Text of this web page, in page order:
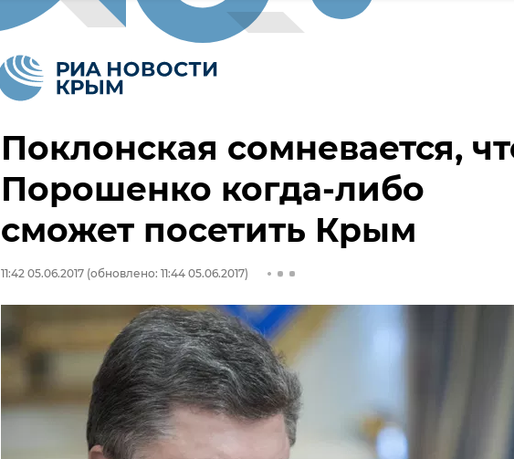
Поклонская сомневается,
Порошенко когда-либо
сможет посетить Крым
11:42 05.06.2017 (обновлено: 11:44 05.06.2017)